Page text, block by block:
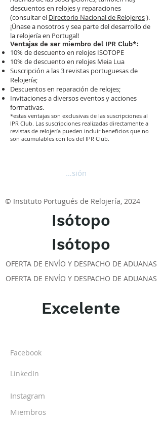
descuentos en relojes y reparaciones
(consultar el Directorio Nacional de Relojeros).
¡Únase a nosotros y sea parte del desarrollo de
la relojería en Portugal!
Ventajas de ser miembro del IPR Club*:
10% de descuento en relojes ISOTOPE
10% de descuento en relojes Meia Lua
Suscripción a las 3 revistas portuguesas de
Relojería;
Descuentos en reparación de relojes;
Invitaciones a diversos eventos y acciones
formativas.
*estas ventajas son exclusivas de las suscripciones al
IPR Club. Las suscripciones realizadas directamente a
revistas de relojería pueden incluir beneficios que no
son acumulables con los del IPR Club.
Iniciar sesión
© Instituto Portugués de Relojería, 2024
Isótopo
Isótopo
OFERTA DE ENVÍO Y DESPACHO DE ADUANAS
OFERTA DE ENVÍO Y DESPACHO DE ADUANAS
Excelente
Facebook
LinkedIn
Instagram
Miembros